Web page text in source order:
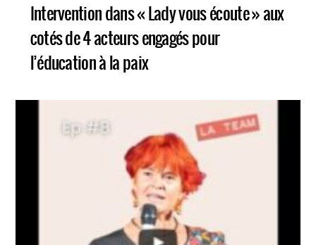
Intervention dans « Lady vous écoute » aux
cotés de 4 acteurs engagés pour
l’éducation à la paix